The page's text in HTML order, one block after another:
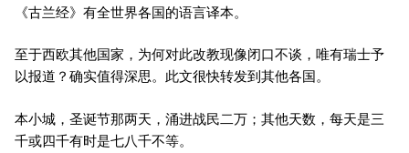
《古兰经》有全世界各国的语言译本。
至于西欧其他国家，为何对此改教现像闭口不谈，唯有瑞士予
以报道？确实值得深思。此文很快转发到其他各国。
本小城，圣诞节那两天，涌进战民二万；其他天数，每天是三
千或四千有时是七八千不等。